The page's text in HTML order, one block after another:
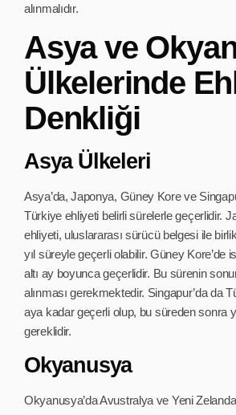
alınmalıdır.
Asya ve
Ülkelerinde
Denkliği
Asya Ülkeleri
Asya’da, Japonya, Güney Kore ve
Türkiye ehliyeti belirli sürelerle geçerlidir.
ehliyeti, uluslararası sürücü belgesi ile
yıl süreyle geçerli olabilir. Güney Kore’de
altı ay boyunca geçerlidir. Bu sürenin
alınması gerekmektedir. Singapur’da da
aya kadar geçerli olup, bu süreden sonra
gereklidir.
Okyanusya
Okyanusya’da Avustralya ve Yeni